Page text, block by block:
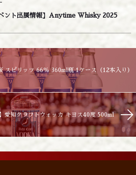
ベント出展情報】Anytime Whisky 2025
スピリッツ 66％ 360ml瓶 1ケース（12本入り）
愛知クラフトウォッカ キヨス40度 500ml